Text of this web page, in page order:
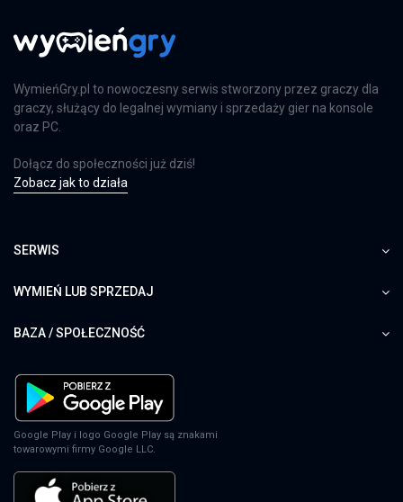
WymieńGry.pl to nowoczesny serwis stworzony przez graczy dla
graczy, służący do legalnej wymiany i sprzedaży gier na konsole
oraz PC.
Dołącz do społeczności już dziś!
Zobacz jak to działa
SERWIS
WYMIEŃ LUB SPRZEDAJ
BAZA / SPOŁECZNOŚĆ
Google Play i logo Google Play są znakami
towarowymi firmy Google LLC.